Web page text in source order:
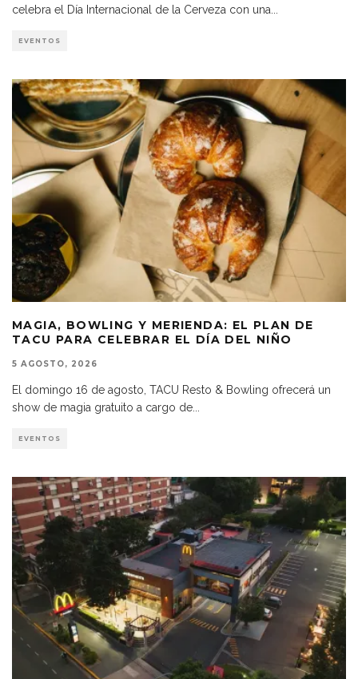
celebra el Día Internacional de la Cerveza con una...
EVENTOS
MAGIA, BOWLING Y MERIENDA: EL PLAN DE
TACU PARA CELEBRAR EL DÍA DEL NIÑO
5 AGOSTO, 2026
El domingo 16 de agosto, TACU Resto & Bowling ofrecerá un
show de magia gratuito a cargo de
EVENTOS